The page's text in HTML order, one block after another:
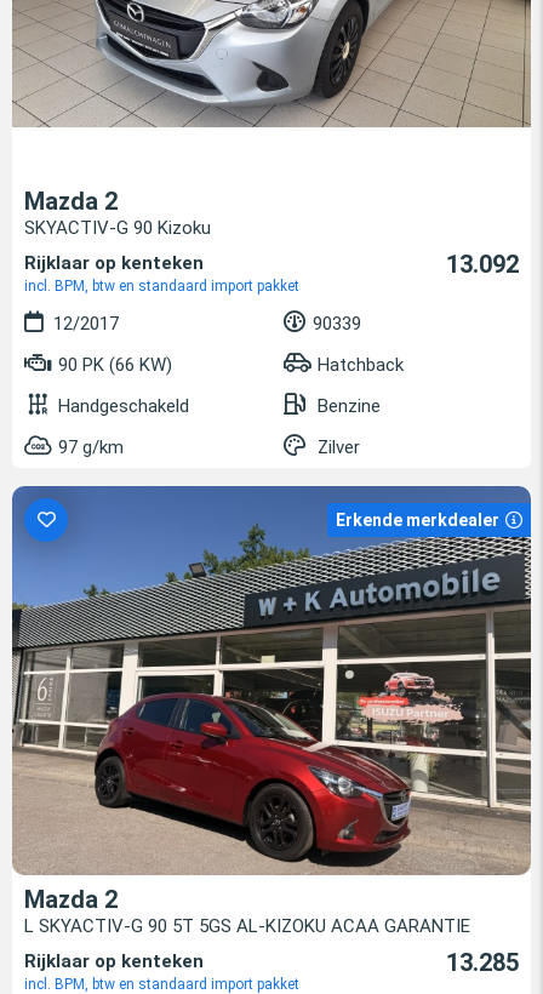
Mazda 2
SKYACTIV-G 90 Kizoku
Rijklaar op kenteken
incl. BPM, btw en standaard import pakket
13.092
12/2017
90339
90 PK (66 KW)
Hatchback
Handgeschakeld
Benzine
97 g/km
Zilver
Erkende merkdealer
Mazda 2
L SKYACTIV-G 90 5T 5GS AL-KIZOKU ACAA GARANTIE
Rijklaar op kenteken
incl. BPM, btw en standaard import pakket
13.285